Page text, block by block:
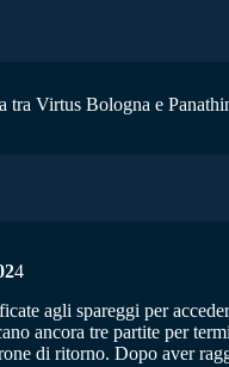
Virtus Bologna e
4
agli spareggi per
ancora tre partite per
di ritorno. Dopo aver